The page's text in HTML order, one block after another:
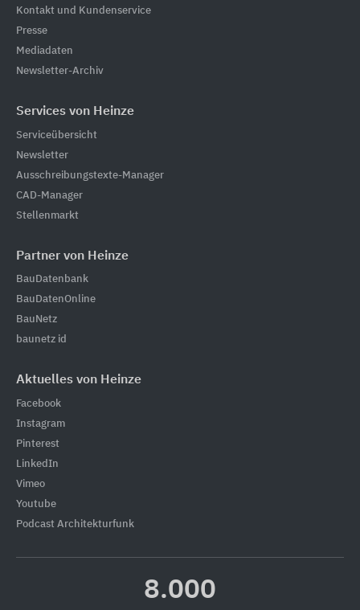
Kontakt und Kundenservice
Presse
Mediadaten
Newsletter-Archiv
Services von Heinze
Serviceübersicht
Newsletter
Ausschreibungstexte-Manager
CAD-Manager
Stellenmarkt
Partner von Heinze
BauDatenbank
BauDatenOnline
BauNetz
baunetz id
Aktuelles von Heinze
Facebook
Instagram
Pinterest
LinkedIn
Vimeo
Youtube
Podcast Architekturfunk
8.000